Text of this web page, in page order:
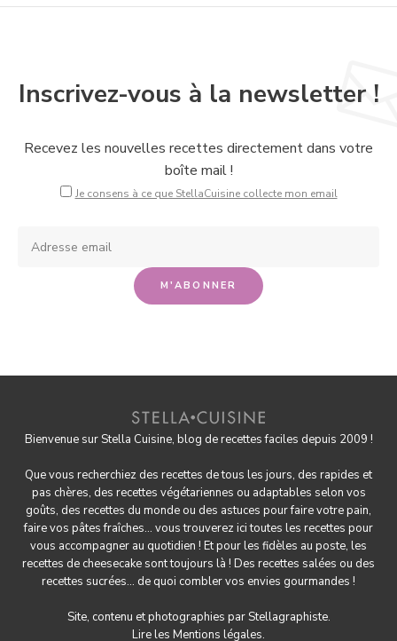
Inscrivez-vous à la newsletter !
Recevez les nouvelles recettes directement dans votre
boîte mail !
Je consens à ce que StellaCuisine collecte mon email
Bienvenue sur Stella Cuisine, blog de recettes faciles depuis 2009 !
Que vous recherchiez des recettes de tous les jours, des rapides et
pas chères, des recettes végétariennes ou adaptables selon vos
goûts, des recettes du monde ou des astuces pourfaire votre pain,
fairevos pâtes fraîches... vous trouverez ici toutes les recettes pour
vous accompagner au quotidien ! Et pour les fidèles au poste, les
recettes de cheesecake sont toujours là ! Des recettes salées ou des
recettes sucrées... de quoi combler vos envies gourmandes !
Site, contenu et photographies parStellagraphiste.
Lire les Mentions légales.